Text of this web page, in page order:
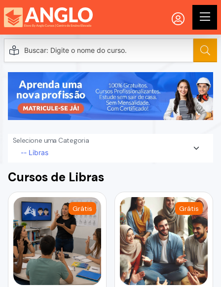
Selecione uma Categoria
Cursos de Libras
Grátis Grátis